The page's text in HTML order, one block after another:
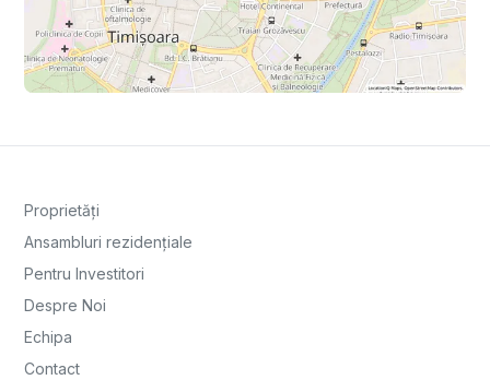
Proprietăți
Ansambluri rezidențiale
Pentru Investitori
Despre Noi
Echipa
Contact